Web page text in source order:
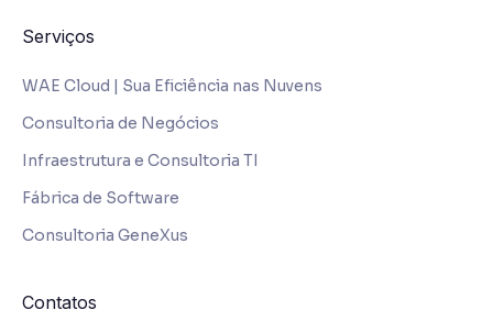
Serviços
WAE Cloud | Sua Eficiência nas Nuvens
Consultoria de Negócios
Infraestrutura e Consultoria TI
Fábrica de Software
Consultoria GeneXus
Contatos